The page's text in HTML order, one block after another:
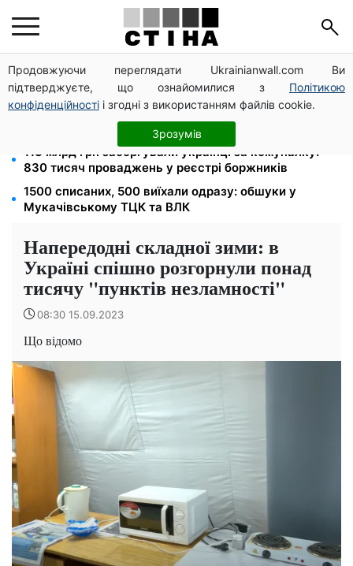
Продовжуючи переглядати Ukrainianwall.com Ви
підтверджуєте, що ознайомилися з Політикою
конфіденційності і згодні з використанням файлів cookie.
Зрозумів
100 000 грн за 18 місяців: Укрзалізниця скасувала
щомісячні виплати мобілізованим
120 грн на день лише на дорогу: кияни масово
звільняються через тариф 30 грн за проїзд
113 млрд грн заборгували українці за комуналку:
830 тисяч проваджень у реєстрі боржників
1500 списаних, 500 виїхали одразу: обшуки у
Мукачівському ТЦК та ВЛК
Напередодні складної зими: в
Україні спішно розгорнули понад
тисячу "пунктів незламності"
08:30 15.09.2023
Що відомо